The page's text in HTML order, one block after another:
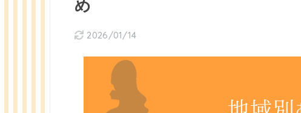
め
2026/01/14